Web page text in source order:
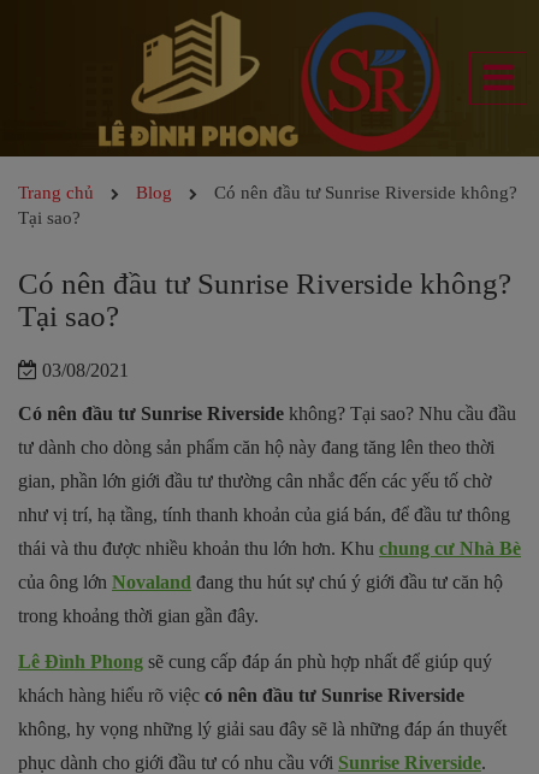
Trang chủ Blog
Có nên đầu tư Sunrise Riverside không?
Tại sao?
Có nên đầu tư Sunrise Riverside không?
Tại sao?
03/08/2021
Có nên đầu tư Sunrise Riverside không? Tại sao? Nhu cầu đầu
tư dành cho dòng sản phẩm căn hộ này đang tăng lên theo thời
gian, phần lớn giới đầu tư thường cân nhắc đến các yếu tố chờ
như vị trí, hạ tầng, tính thanh khoản của giá bán, để đầu tư thông
thái và thu được nhiều khoản thu lớn hơn. Khu chung cư Nhà Bè
của ông lớn Novaland đang thu hút sự chú ý giới đầu tư căn hộ
trong khoảng thời gian gần đây.
Lê Đình Phong sẽ cung cấp đáp án phù hợp nhất để giúp quý
khách hàng hiểu rõ việc có nên đầu tư Sunrise Riverside
không, hy vọng những lý giải sau đây sẽ là những đáp án thuyết
phục dành cho giới đầu tư có nhu cầu với Sunrise Riverside.